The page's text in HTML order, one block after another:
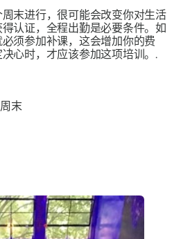
末进行，很可能会改变你对生活
认证，全程出勤是必要条件。如
须参加补课，这会增加你的费
心时，才应该参加这项培训。.
末